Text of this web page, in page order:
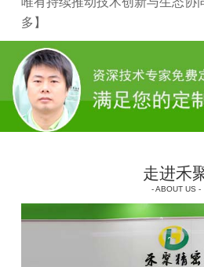
多】
走进禾
- ABOUT US -